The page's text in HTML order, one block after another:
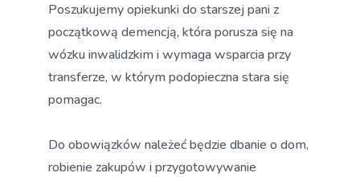
Poszukujemy opiekunki do starszej pani z
początkową demencją, która porusza się na
wózku inwalidzkim i wymaga wsparcia przy
transferze, w którym podopieczna stara się
pomagac.
Do obowiązków należeć będzie dbanie o dom,
robienie zakupów i przygotowywanie